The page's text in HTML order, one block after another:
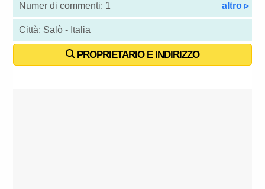
Numer di commenti: 1 altro ▹
Città: Salò - Italia
PROPRIETARIO E INDIRIZZO